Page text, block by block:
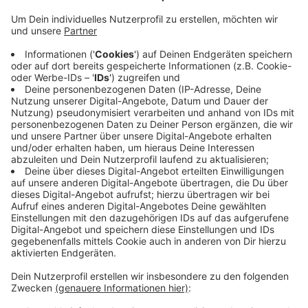
Anzeige
Andere sollen durch die Schmierereien nicht auch auf
die dumme Gedanken kommen. Außerdem sollen die
Widmungen auf den Stiftungstafeln schnell wieder
lesbar werden. Die Baumpatenschaften sind häufig ein
Geschenk zu Hochzeiten, Geburtstagen oder
Geburten. Auf den Stiftungstafeln steht oft ein
persönlicher Text oder ein besonderes Datum. Stadt
und Heimatverein organisieren seit Jahren gemeinsam
Pflanzaktionen mit gestifteten Bäumen. In der ganzen
Zeit ist das der erste Vandalismusfall.
Anzeige